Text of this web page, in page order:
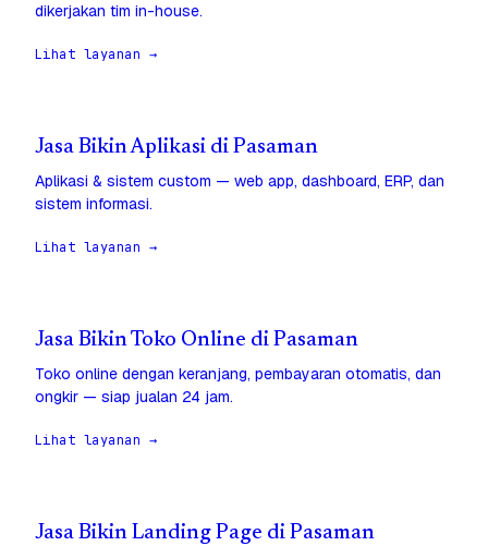
dikerjakan tim in-house.
Lihat layanan →
Jasa Bikin Aplikasi di Pasaman
Aplikasi & sistem custom — web app, dashboard, ERP, dan
sistem informasi.
Lihat layanan →
Jasa Bikin Toko Online di Pasaman
Toko online dengan keranjang, pembayaran otomatis, dan
ongkir — siap jualan 24 jam.
Lihat layanan →
Jasa Bikin Landing Page di Pasaman